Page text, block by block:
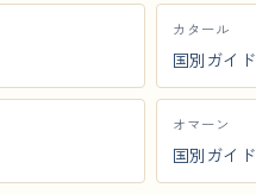
カタール
国別ガイド
オマーン
国別ガイド